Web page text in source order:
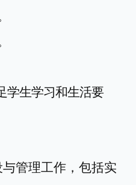
学生学习和生活要
管理工作，包括实